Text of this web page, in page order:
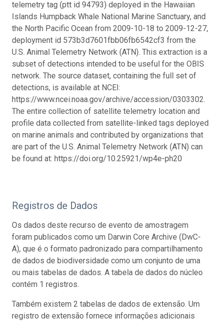
telemetry tag (ptt id 94793) deployed in the Hawaiian
Islands Humpback Whale National Marine Sanctuary, and
the North Pacific Ocean from 2009-10-18 to 2009-12-27,
deployment id 573b3d7601fbb06fb6542cf3 from the
U.S. Animal Telemetry Network (ATN). This extraction is a
subset of detections intended to be useful for the OBIS
network. The source dataset, containing the full set of
detections, is available at NCEI:
https://www.ncei.noaa.gov/archive/accession/0303302.
The entire collection of satellite telemetry location and
profile data collected from satellite-linked tags deployed
on marine animals and contributed by organizations that
are part of the U.S. Animal Telemetry Network (ATN) can
be found at: https://doi.org/10.25921/wp4e-ph20
Registros de Dados
Os dados deste recurso de evento de amostragem
foram publicados como um Darwin Core Archive (DwC-
A), que é o formato padronizado para compartilhamento
de dados de biodiversidade como um conjunto de uma
ou mais tabelas de dados. A tabela de dados do núcleo
contém 1 registros.
Também existem 2 tabelas de dados de extensão. Um
registro de extensão fornece informações adicionais